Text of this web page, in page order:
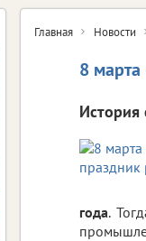
Главная Новости
8
История
года.